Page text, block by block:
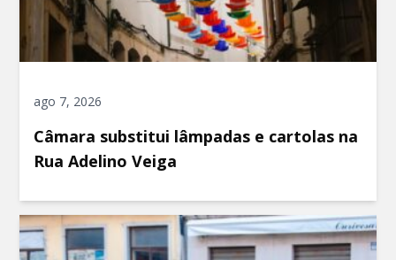
ago 7, 2026
Câmara substitui lâmpadas e cartolas na
Rua Adelino Veiga